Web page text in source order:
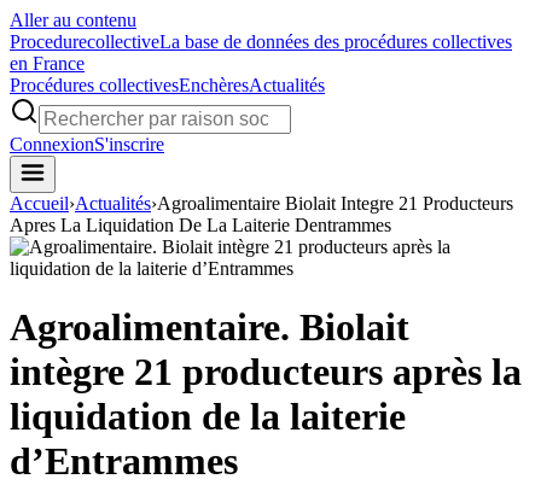
Aller au contenu
ProcedurecollectiveLa base de données des procédures collectives
en France
Procédures collectivesEnchèresActualités
ConnexionS'inscrire
Accueil›Actualités›Agroalimentaire Biolait Integre 21 Producteurs
Apres La Liquidation De La Laiterie Dentrammes
Agroalimentaire. Biolait
intègre 21 producteurs après la
liquidation de la laiterie
d’Entrammes